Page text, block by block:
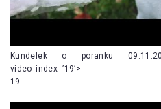
Kundelek o poranku
video_index=’19’>
19